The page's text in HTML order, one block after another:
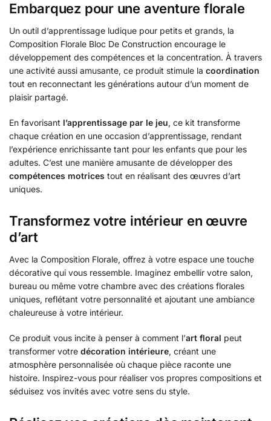
Embarquez pour une aventure florale
Un outil d’apprentissage ludique pour petits et grands, la
Composition Florale Bloc De Construction encourage le
développement des compétences et la concentration. À travers
une activité aussi amusante, ce produit stimule la coordination
tout en reconnectant les générations autour d’un moment de
plaisir partagé.
En favorisant l’apprentissage par le jeu, ce kit transforme
chaque création en une occasion d’apprentissage, rendant
l’expérience enrichissante tant pour les enfants que pour les
adultes. C’est une manière amusante de développer des
compétences motrices tout en réalisant des œuvres d’art
uniques.
Transformez votre intérieur en œuvre
d’art
Avec la Composition Florale, offrez à votre espace une touche
décorative qui vous ressemble. Imaginez embellir votre salon,
bureau ou même votre chambre avec des créations florales
uniques, reflétant votre personnalité et ajoutant une ambiance
chaleureuse à votre intérieur.
Ce produit vous incite à penser à comment l’art floral peut
transformer votre décoration intérieure, créant une
atmosphère personnalisée où chaque pièce raconte une
histoire. Inspirez-vous pour réaliser vos propres compositions et
séduisez vos invités avec votre sens du style.